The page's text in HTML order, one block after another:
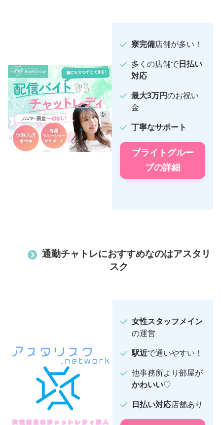
寮完備店舗が多い！
多くの店舗で日払い
対応
最大3万円のお祝い
金
丁寧なサポート
ブライトグルー
プの詳細
通勤チャトレにおすすめなのはアスタリ
スク
女性スタッフメイン
の運営
駅近で通いやすい！
他事務所より部屋が
かわいい♡
日払い対応店舗あり